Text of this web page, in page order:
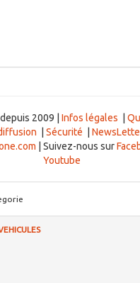
2009 | Infos légales
Sécurité
| Suivez-nous sur
Youtube